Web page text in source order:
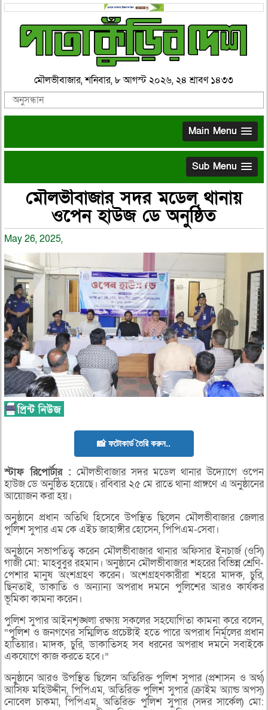
মৌলভীবাজার, শনিবার, ৮ আগস্ট ২০২৬, ২৪ শ্রাবণ ১৪৩৩
Main Menu
Sub Menu
মৌলভীবাজার সদর মডেল থানায়
ওপেন হাউজ ডে অনুষ্ঠিত
May 26, 2025,
📸 ফটোকার্ড তৈরি করুন..
স্টাফরিপোর্টার : মৌলভীবাজার সদর মডেল থানার উদ্যোগে ওপেন
হাউজ ডে অনুষ্ঠিত হয়েছে। রবিবার ২৫ মে রাতে থানা প্রাঙ্গণে এ অনুষ্ঠানের
আয়োজন করা হয়।
অনুষ্ঠানে প্রধান অতিথি হিসেবে উপস্থিত ছিলেন মৌলভীবাজার জেলার
পুলিশ সুপার এম কে এইচ জাহাঙ্গীর হোসেন, পিপিএম-সেবা।
অনুষ্ঠানে সভাপতিত্ব করেন মৌলভীবাজার থানার অফিসার ইনচার্জ (ওসি)
গাজী মো: মাহবুবুর রহমান। অনুষ্ঠানে মৌলভীবাজার শহরের বিভিন্ন শ্রেণি-
পেশার মানুষ অংশগ্রহণ করেন। অংশগ্রহণকারীরা শহরে মাদক, চুরি,
ছিনতাই, ডাকাতি ও অন্যান্য অপরাধ দমনে পুলিশের আরও কার্যকর
ভূমিকা কামনা করেন।
পুলিশ সুপার আইনশৃঙ্খলা রক্ষায় সকলের সহযোগিতা কামনা করে বলেন,
“পুলিশ ও জনগণের সম্মিলিত প্রচেষ্টাই হতে পারে অপরাধ নির্মূলের প্রধান
হাতিয়ার। মাদক, চুরি, ডাকাতিসহ সব ধরনের অপরাধ দমনে সবাইকে
একযোগে কাজ করতে হবে।”
অনুষ্ঠানে আরও উপস্থিত ছিলেন অতিরিক্ত পুলিশ সুপার (প্রশাসন ও অর্থ)
আসিফ মহিউদ্দীন, পিপিএম, অতিরিক্ত পুলিশ সুপার (ক্রাইম অ্যান্ড অপস্)
নোবেল চাকমা, পিপিএম, অতিরিক্ত পুলিশ সুপার (সদর সার্কেল) মো: